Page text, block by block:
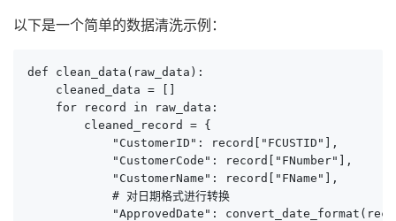
以下是一个简单的数据清洗示例：
def clean_data(raw_data):
    cleaned_data = []
    for record in raw_data:
        cleaned_record = {
            "CustomerID": record["FCUSTID"],
            "CustomerCode": record["FNumber"],
            "CustomerName": record["FName"],
            # 对日期格式进行转换
"ApprovedDate":